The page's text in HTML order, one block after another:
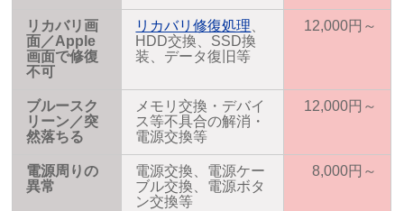
リカバリ画
面／Apple
画面で修復
不可
リカバリ修復処理
HDD交換、SSD換
装、データ復旧等
12,000円～
ブルースク
リーン／突
然落ちる
メモリ交換・デバイ
ス等不具合の解消・
電源交換等
12,000円～
電源周りの
異常
電源交換、電源ケー
ブル交換、電源ボタ
ン交換等
8,000円～